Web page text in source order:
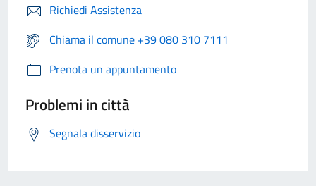
Richiedi Assistenza
Chiama il comune +39 080 310 7111
Prenota un appuntamento
Problemi in città
Segnala disservizio